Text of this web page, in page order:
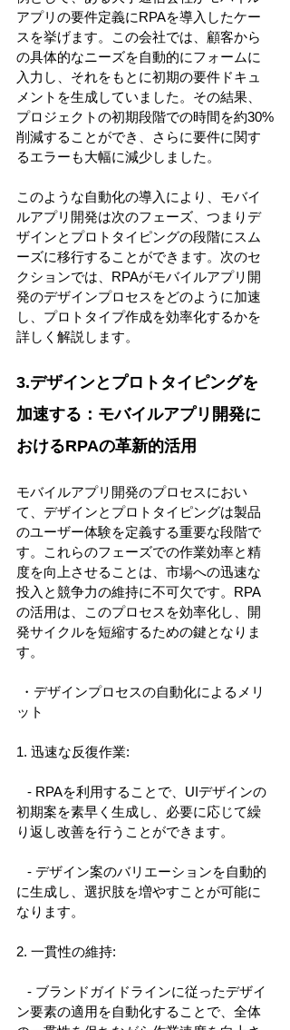
アプリの要件定義にRPAを導入したケー
スを挙げます。この会社では、顧客から
の具体的なニーズを自動的にフォームに
入力し、それをもとに初期の要件ドキュ
メントを生成していました。その結果、
プロジェクトの初期段階での時間を約30%
削減することができ、さらに要件に関す
るエラーも大幅に減少しました。
このような自動化の導入により、モバイ
ルアプリ開発は次のフェーズ、つまりデ
ザインとプロトタイピングの段階にスム
ーズに移行することができます。次のセ
クションでは、RPAがモバイルアプリ開
発のデザインプロセスをどのように加速
し、プロトタイプ作成を効率化するかを
詳しく解説します。
3.デザインとプロトタイピングを
加速する：モバイルアプリ開発に
おけるRPAの革新的活用
モバイルアプリ開発のプロセスにおい
て、デザインとプロトタイピングは製品
のユーザー体験を定義する重要な段階で
す。これらのフェーズでの作業効率と精
度を向上させることは、市場への迅速な
投入と競争力の維持に不可欠です。RPA
の活用は、このプロセスを効率化し、開
発サイクルを短縮するための鍵となりま
す。
・デザインプロセスの自動化によるメリ
ット
1. 迅速な反復作業:
- RPAを利用することで、UIデザインの
初期案を素早く生成し、必要に応じて繰
り返し改善を行うことができます。
- デザイン案のバリエーションを自動的
に生成し、選択肢を増やすことが可能に
なります。
2. 一貫性の維持:
- ブランドガイドラインに従ったデザイ
ン要素の適用を自動化することで、全体